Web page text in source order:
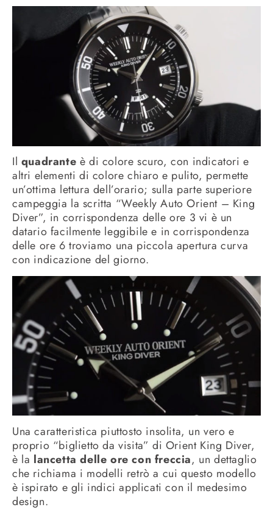
Il quadrante è di colore scuro, con indicatori e
altri elementi di colore chiaro e pulito, permette
un’ottima lettura dell’orario; sulla parte superiore
campeggia la scritta “Weekly Auto Orient – King
Diver”, in corrispondenza delle ore 3 vi è un
datario facilmente leggibile e in corrispondenza
delle ore 6 troviamo una piccola apertura curva
con indicazione del giorno.
Una caratteristica piuttosto insolita, un vero e
proprio “biglietto da visita” di Orient King Diver,
è la lancetta delle ore con freccia, un dettaglio
che richiama i modelli retrò a cui questo modello
è ispirato e gli indici applicati con il medesimo
design.